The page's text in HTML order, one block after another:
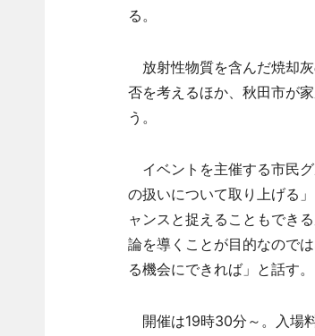
る。
放射性物質を含んだ焼却
否を考えるほか、秋田市が
う。
イベントを主催する市民
の扱いについて取り上げる
ャンスと捉えることもでき
論を導くことが目的なので
る機会にできれば」と話す。
開催は19時30分～。入場